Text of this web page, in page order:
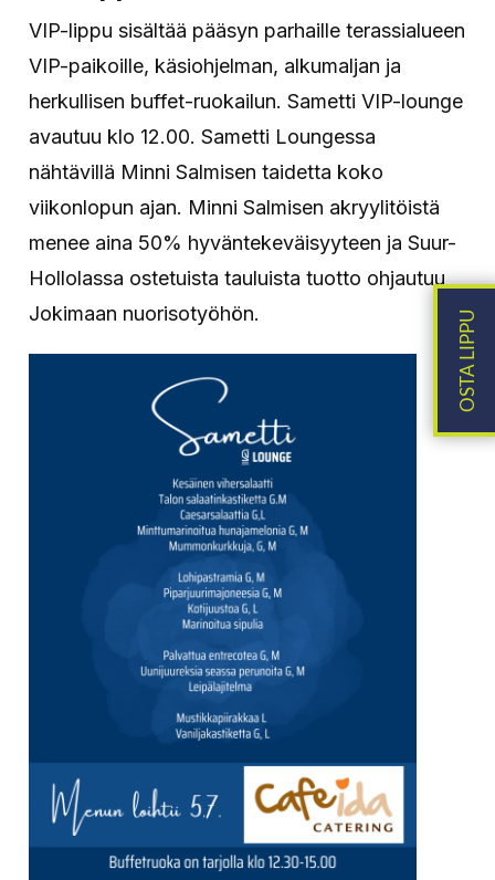
VIP-lippu sisältää pääsyn parhaille terassialueen
VIP-paikoille, käsiohjelman, alkumaljan ja
herkullisen buffet-ruokailun. Sametti VIP-lounge
avautuu klo 12.00. Sametti Loungessa
nähtävillä Minni Salmisen taidetta koko
viikonlopun ajan. Minni Salmisen akryylitöistä
menee aina 50% hyväntekeväisyyteen ja Suur-
Hollolassa ostetuista tauluista tuotto ohjautuu
Jokimaan nuorisotyöhön.